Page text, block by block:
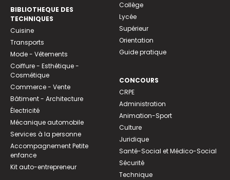
BIBLIOTHEQUE DES
TECHNIQUES
Cuisine
Transports
Mode - Vêtements
Coiffure - Esthétique -
Cosmétique
Commerce - Vente
Bâtiment - Architecture
Électricité
Mécanique automobile
Services à la personne
Accompagnement Petite
enfance
Kit auto-entrepreneur
Collège
Lycée
Supérieur
Orientation
Guide pratique
CONCOURS
CRPE
Administration
Animation-Sport
Culture
Juridique
Santé-Social et Médico-Social
Sécurité
Technique